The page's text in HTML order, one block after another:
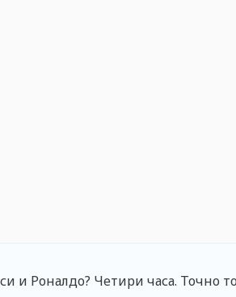
и Роналдо? Четири часа. Точно